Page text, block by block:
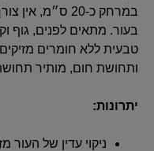
במרחק כ-20
בעור. מתאים לפנים, גוף
טבעית ללא חומרים
ותחושת חום, מותיר
יתרונות:
ניקוי עדין של העור